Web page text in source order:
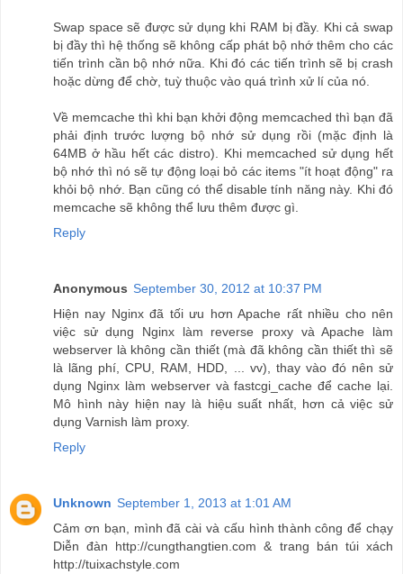
Swap space sẽ được sử dụng khi RAM bị đầy. Khi cả swap
bị đầy thì hệ thống sẽ không cấp phát bộ nhớ thêm cho các
tiến trình cần bộ nhớ nữa. Khi đó các tiến trình sẽ bị crash
hoặc dừng để chờ, tuỳ thuộc vào quá trình xử lí của nó.
Về memcache thì khi bạn khởi động memcached thì bạn đã
phải định trước lượng bộ nhớ sử dụng rồi (mặc định là
64MB ở hầu hết các distro). Khi memcached sử dụng hết
bộ nhớ thì nó sẽ tự động loại bỏ các items "ít hoạt động" ra
khỏi bộ nhớ. Bạn cũng có thể disable tính năng này. Khi đó
memcache sẽ không thể lưu thêm được gì.
Reply
Anonymous September 30, 2012 at 10:37 PM
Hiện nay Nginx đã tối ưu hơn Apache rất nhiều cho nên
việc sử dụng Nginx làm reverse proxy và Apache làm
webserver là không cần thiết (mà đã không cần thiết thì sẽ
là lãng phí, CPU, RAM, HDD, ... vv), thay vào đó nên sử
dụng Nginx làm webserver và fastcgi_cache để cache lại.
Mô hình này hiện nay là hiệu suất nhất, hơn cả việc sử
dụng Varnish làm proxy.
Reply
Unknown September 1, 2013 at 1:01 AM
Cảm ơn bạn, mình đã cài và cấu hình thành công để chạy
Diễn đàn http://cungthangtien.com & trang bán túi xách
http://tuixachstyle.com